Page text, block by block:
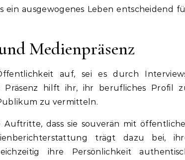
ein ausgewogenes Leben entscheidend
Medienpräsenz
auf, sei es durch
Präsenz hilft ihr, ihr berufliches Profil
zu vermitteln.
dass sie souverän mit
trägt dazu bei,
ihre Persönlichkeit